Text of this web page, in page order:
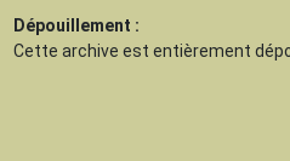
Dépouillement :
Cette archive est entièrement